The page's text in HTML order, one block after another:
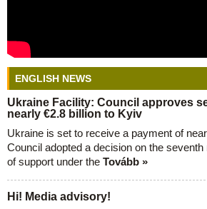
ENGLISH NEWS
Ukraine Facility: Council approves
nearly €2.8 billion to Kyiv
Ukraine is set to receive a payment of
Council adopted a decision on the
of support under the Tovább »
Hi! Media advisory!